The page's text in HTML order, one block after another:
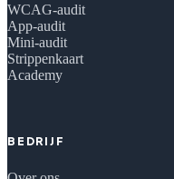
WCAG-audit
App-audit
Mini-audit
Strippenkaart
Academy
BEDRIJF